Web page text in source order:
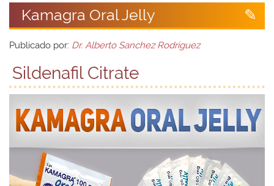
Kamagra Oral Jelly
Publicado por: Dr. Alberto Sanchez Rodriguez
Sildenafil Citrate